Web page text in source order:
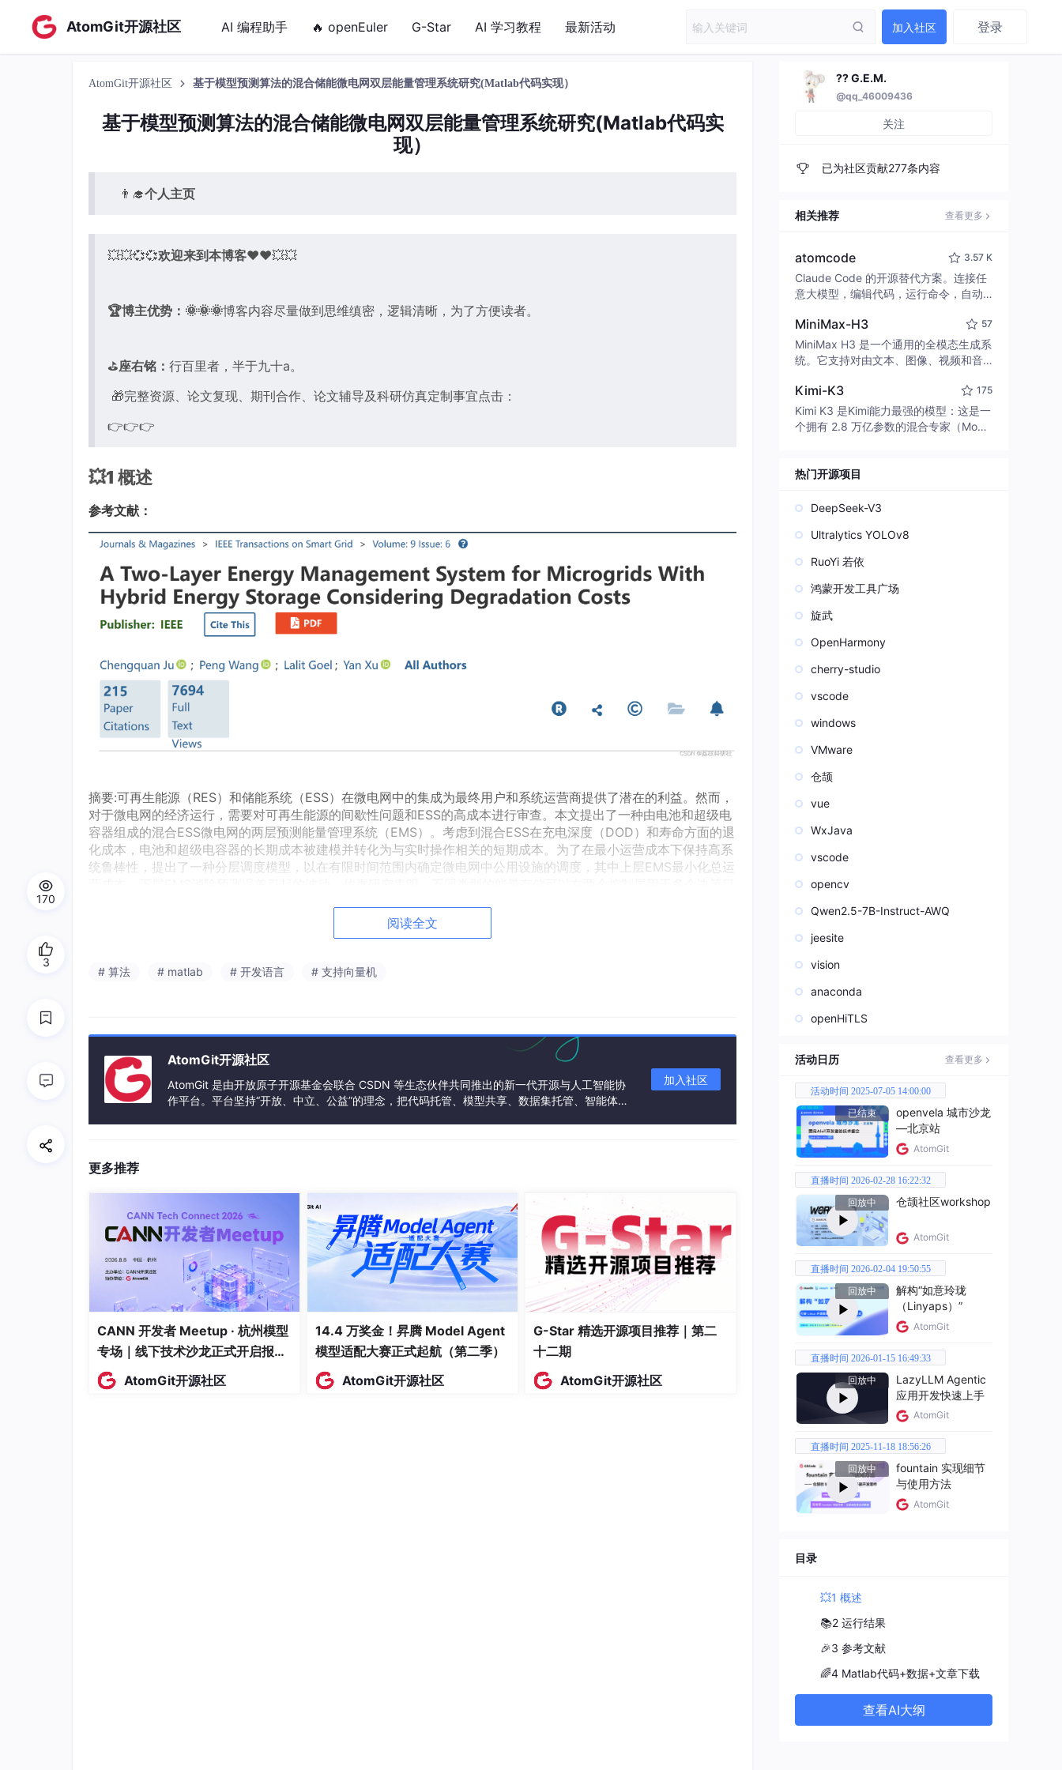
AtomGit开源社区 AI 编程助手 🔥 openEuler G-Star AI 学习教程 最新活动 加入社区 登录
AtomGit开源社区 基于模型预测算法的混合储能微电网双层能量管理系统研究(Matlab代码实现）
基于模型预测算法的混合储能微电网双层能量管理系统研究(Matlab代码实
现）
👨‍🎓个人主页
💥💥💞💞欢迎来到本博客❤️❤️💥💥
🏆博主优势： 🌞🌞🌞博客内容尽量做到思维缜密，逻辑清晰，为了方便读者。
⛳️座右铭： 行百里者，半于九十a。
🎁完整资源、论文复现、期刊合作、论文辅导及科研仿真定制事宜点击：
👉👉👉
💥1 概述
参考文献：
摘要:可再生能源（RES）和储能系统（ESS）在微电网中的集成为最终用户和系统运营商提供了潜在的利益。然而，
对于微电网的经济运行，需要对可再生能源的间歇性问题和ESS的高成本进行审查。本文提出了一种由电池和超级电
容器组成的混合ESS微电网的两层预测能量管理系统（EMS）。考虑到混合ESS在充电深度（DOD）和寿命方面的退
化成本，电池和超级电容器的长期成本被建模并转化为与实时操作相关的短期成本。为了在最小运营成本下保持高系
统鲁棒性，提出了一种分层调度模型，以在有限时间范围内确定微电网中公用设施的调度，其中上层EMS最小化总运
阅读全文
# 算法 # matlab # 开发语言 # 支持向量机
AtomGit开源社区
AtomGit 是由开放原子开源基金会联合 CSDN 等生态伙伴共同推出的新一代开源与人工智能协
作平台。平台坚持“开放、中立、公益”的理念，把代码托管、模型共享、数据集托管、智能体开
加入社区
更多推荐
CANN 开发者 Meetup · 杭州模型
专场｜线下技术沙龙正式开启报
名！
AtomGit开源社区
14.4 万奖金！昇腾 Model Agent
模型适配大赛正式起航（第二季）
AtomGit开源社区
G-Star 精选开源项目推荐｜第二
十二期
AtomGit开源社区
170
3
?? G.E.M.
@qq_46009436
关注
已为社区贡献277条内容
相关推荐 查看更多
atomcode 3.57 K
Claude Code 的开源替代方案。连接任
意大模型，编辑代码，运行命令，自动
致性能。 ｜ An open-source alternativ
e to Claude Code. Connect any LLM,
edit code, run commands, and verify
MiniMax-H3 57
MiniMax H3 是一个通用的全模态生成系
统。它支持对由文本、图像、视频和音
并能生成分辨率高达 2K、时长可达 15
秒的带原生立体声音频的视频。得益于
面向任务泛化的系统设计，H3 在预训练
模态指令。
Kimi-K3 175
Kimi K3 是Kimi能力最强的模型：这是一
个拥有 2.8 万亿参数的混合专家（Mo
热门开源项目
DeepSeek-V3
Ultralytics YOLOv8
RuoYi 若依
鸿蒙开发工具广场
旋武
OpenHarmony
cherry-studio
vscode
windows
VMware
仓颉
vue
WxJava
vscode
opencv
Qwen2.5-7B-Instruct-AWQ
jeesite
vision
anaconda
openHiTLS
活动日历 查看更多
活动时间 2025-07-05 14:00:00
已结束
openvela 城市沙龙
—北京站
AtomGit
直播时间 2026-02-28 16:22:32
回放中
仓颉社区workshop
AtomGit
直播时间 2026-02-04 19:50:55
回放中
解构“如意玲珑
（Linyaps）”
AtomGit
直播时间 2026-01-15 16:49:33
回放中
LazyLLM Agentic
应用开发快速上手
AtomGit
直播时间 2025-11-18 18:56:26
回放中
fountain 实现细节
与使用方法
AtomGit
目录
💥1 概述
📚2 运行结果
🎉3 参考文献
🌈4 Matlab代码+数据+文章下载
查看AI大纲